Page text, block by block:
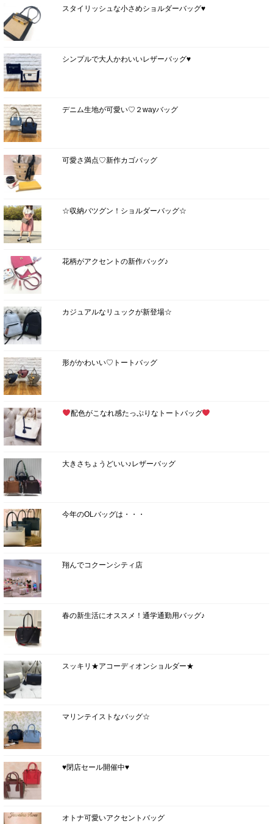
スタイリッシュな小さめショルダーバッグ♥
シンプルで大人かわいいレザーバッグ♥
デニム生地が可愛い♡２wayバッグ
可愛さ満点♡新作カゴバッグ
☆収納バツグン！ショルダーバッグ☆
花柄がアクセントの新作バッグ♪
カジュアルなリュックが新登場☆
形がかわいい♡トートバッグ
配色がこなれ感たっぷりなトートバッグ
大きさちょうどいい♪レザーバッグ
今年のOLバッグは・・・
翔んでコクーンシティ店
春の新生活にオススメ！通学通勤用バッグ♪
スッキリ★アコーディオンショルダー★
マリンテイストなバッグ☆
♥閉店セール開催中♥
オトナ可愛いアクセントバッグ